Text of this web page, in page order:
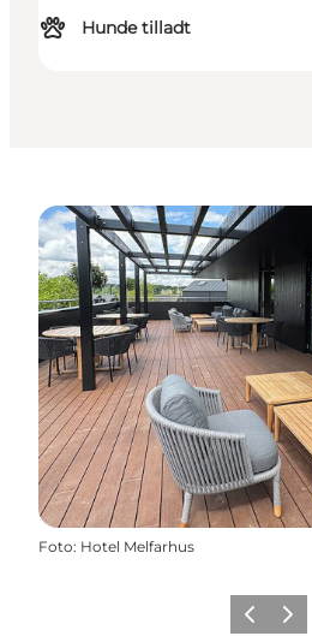
Hunde tilladt
Foto: Hotel Melfarhus
ForrigeNæste